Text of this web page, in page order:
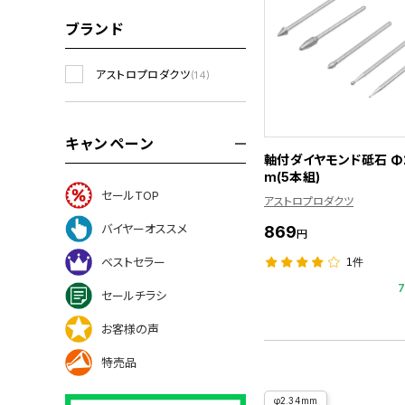
ブランド
アストロプロダクツ(14)
キャンペーン
セールTOP
バイヤーオススメ
ベストセラー
セールチラシ
お客様の声
特売品
軸付ダイヤモンド砥石
m(5本組)
アストロプロダクツ
869円
1件
φ2.34mm